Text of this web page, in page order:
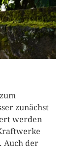
zunächst
werden
Auch der